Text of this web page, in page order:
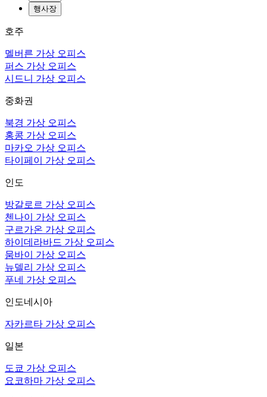
행사장
호주
멜버른 가상 오피스
퍼스 가상 오피스
시드니 가상 오피스
중화권
북경 가상 오피스
홍콩 가상 오피스
마카오 가상 오피스
타이페이 가상 오피스
인도
방갈로르 가상 오피스
첸나이 가상 오피스
구르가온 가상 오피스
하이데라바드 가상 오피스
뭄바이 가상 오피스
뉴델리 가상 오피스
푸네 가상 오피스
인도네시아
자카르타 가상 오피스
일본
도쿄 가상 오피스
요코하마 가상 오피스